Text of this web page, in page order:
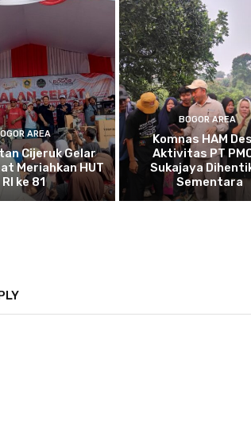
AREA
Cijeruk Gelar
Meriahkan HUT
RI ke 81
BOGOR AREA
Komnas HAM
Aktivitas PT
Sukajaya
Sementara